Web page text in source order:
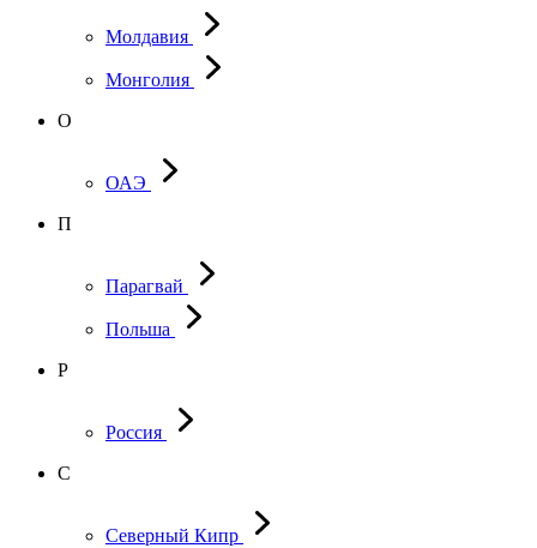
Молдавия
Монголия
О
ОАЭ
П
Парагвай
Польша
Р
Россия
С
Северный Кипр